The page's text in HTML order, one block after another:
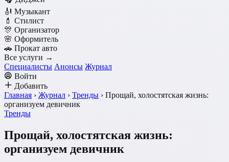
🎻 Музыкант
💄 Стилист
🎊 Организатор
🌸 Оформитель
🚗 Прокат авто
Все услуги →
Специалисты Анонсы Журнал
Войти
Добавить
Главная › Журнал › Тренды › Прощай, холостятская жизнь:
организуем девичник
Тренды
Прощай, холостятская жизнь:
организуем девичник